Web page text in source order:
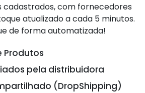
cadastrados, com fornecedores
atualizado a cada 5 minutos.
de forma automatizada!
Produtos
pela distribuidora
(DropShipping)